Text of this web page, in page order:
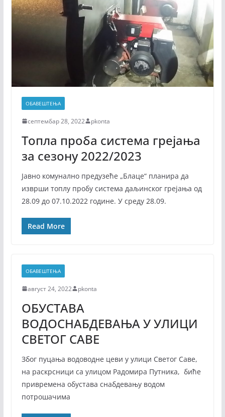
ОБАВЕШТЕЊА
септембар 28, 2022 pkonta
Топла проба система грејања
за сезону 2022/2023
Јавно комунално предузеће „Блаце“ планира да
изврши топлу пробу система даљинског грејања од
28.09 до 07.10.2022 године. У среду 28.09.
Read More
ОБАВЕШТЕЊА
август 24, 2022 pkonta
ОБУСТАВА
ВОДОСНАБДЕВАЊА У УЛИЦИ
СВЕТОГ САВЕ
Због пуцања водоводне цеви у улици Светог Саве,
на раскрсници са улицом Радомира Путника, биће
привремена обустава снабдевању водом
потрошачима